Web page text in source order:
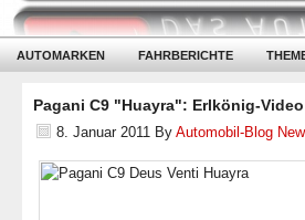
AUTOMARKEN FAHRBERICHTE
Pagani C9 "Huayra": Erlkönig-Video
8. Januar 2011 By Automobil-Blog